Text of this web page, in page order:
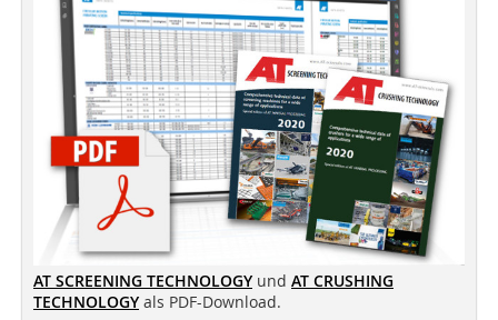
AT SCREENING TECHNOLOGY und AT CRUSHING
TECHNOLOGY als PDF-Download.